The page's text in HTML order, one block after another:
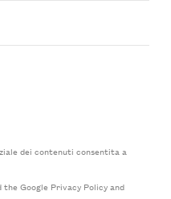
dei contenuti consentita a
the Google Privacy Policyand